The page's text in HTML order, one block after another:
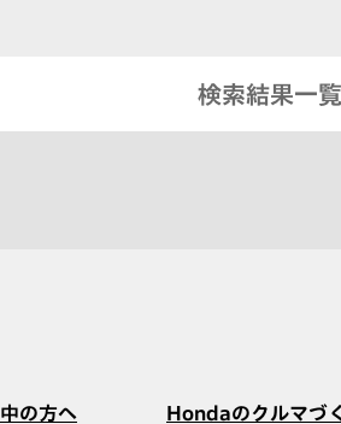
検索結果一覧
の方へ Hondaのクルマづ